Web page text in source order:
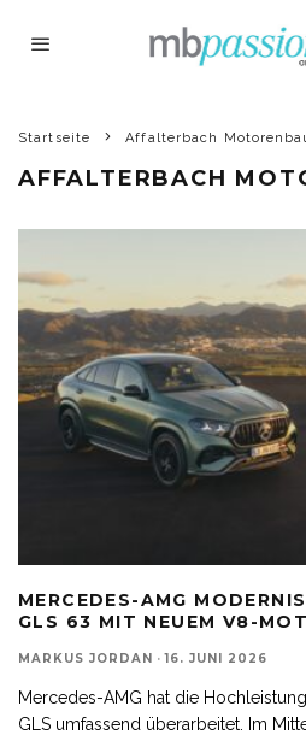
Startseite Affalterbach
AFFALTERBACH
MERCEDES-AMG
GLS 63 MIT NEUEM V8-
MARKUS JORDAN · 16. JUNI 2026
Mercedes-AMG hat die
GLS umfassend überarbeitet. Im